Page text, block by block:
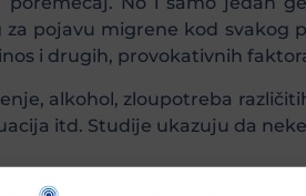
pojavu migrene kod svakog
i drugih, provokativnih
alkohol, zloupotreba
itd. Studije ukazuju da